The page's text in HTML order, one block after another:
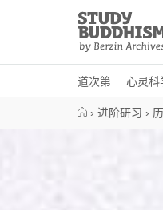
Study
Buddhism
Home
道次第 心灵科
› 进阶研习 ›